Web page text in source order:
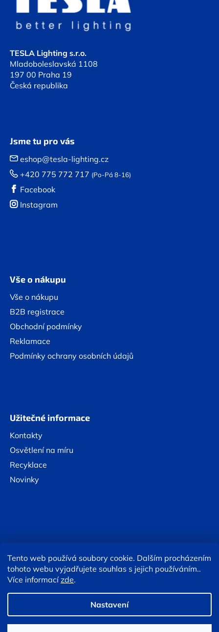
Tento web používá soubory cookie. Dalším procházením
tohoto webu vyjadřujete souhlas s jejich používáním..
Více informacízde.
Nastavení
TESLA Lighting s.r.o.
Mladoboleslavská 1108
197 00 Praha 19
Česká republika
Jsme tu pro vás
eshop@tesla-lighting.cz
+420 775 772 717 (Po-Pá 8-16)
Facebook
Instagram
Vše o nákupu
Vše o nákupu
B2B registrace
Obchodní podmínky
Reklamace
Podmínky ochrany osobních údajů
Užitečné informace
Kontakty
Osvětlení na míru
Recyklace
Novinky
Online platby:
Upravit nastavení cookies